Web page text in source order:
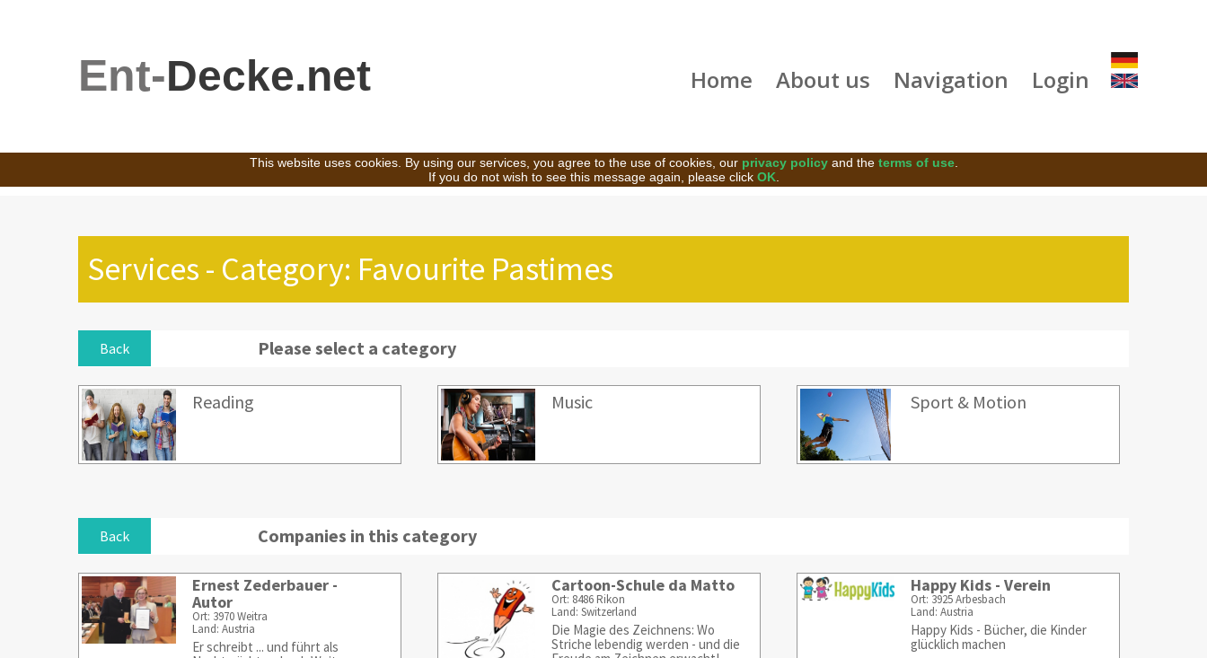
Ent-Decke.net Home About us Navigation Login
This website uses cookies. By using our services, you agree to the use of cookies, our privacy policyand the terms of use.
If you do not wish to see this message again, please click OK.
Services - Category: Favourite Pastimes
Back Please select a category
Reading Music Sport & Motion
Back Companies in this category
Ernest Zederbauer -
Autor
Ort: 3970 Weitra
Land: Austria
Er schreibt ... und führt als
Cartoon-Schule da Matto
Ort: 8486 Rikon
Land: Switzerland
Die Magie des Zeichnens: Wo
Striche lebendig werden - und die
Happy Kids - Verein
Ort: 3925 Arbesbach
Land: Austria
Happy Kids - Bücher, die Kinder
glücklich machen